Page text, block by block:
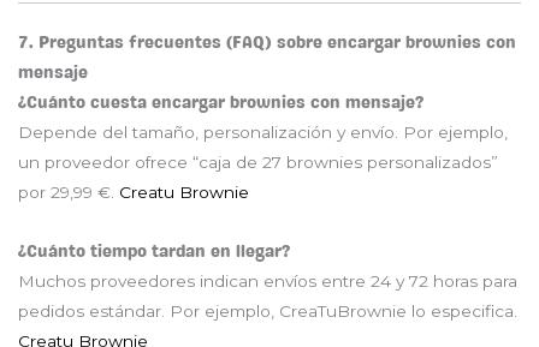
7. Preguntas frecuentes (FAQ) sobre encargar brownies con
mensaje
¿Cuánto cuesta encargar brownies con mensaje?
Depende del tamaño, personalización y envío. Por ejemplo,
un proveedor ofrece “caja de 27 brownies personalizados”
por 29,99 €. Creatu Brownie
¿Cuánto tiempo tardan en llegar?
Muchos proveedores indican envíos entre 24 y 72 horas para
pedidos estándar. Por ejemplo, CreaTuBrownie lo especifica.
Creatu Brownie